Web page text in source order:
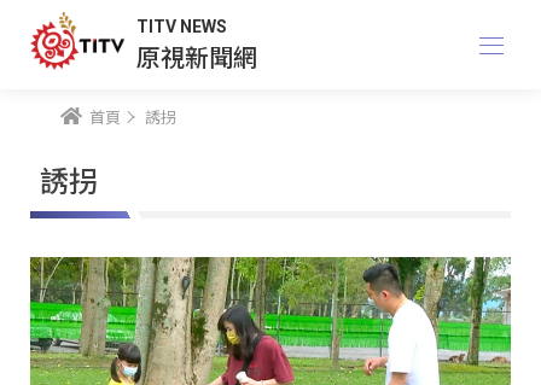
TITV NEWS
原視新聞網
首頁 誘拐
誘拐